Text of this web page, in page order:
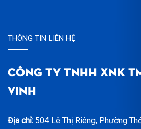
THÔNG TIN LIÊN HỆ
CÔNG TY TNHH XNK
VINH
Địa chỉ: 504 Lê Thị Riêng, Phường